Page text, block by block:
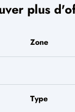
plus
Zone
Type